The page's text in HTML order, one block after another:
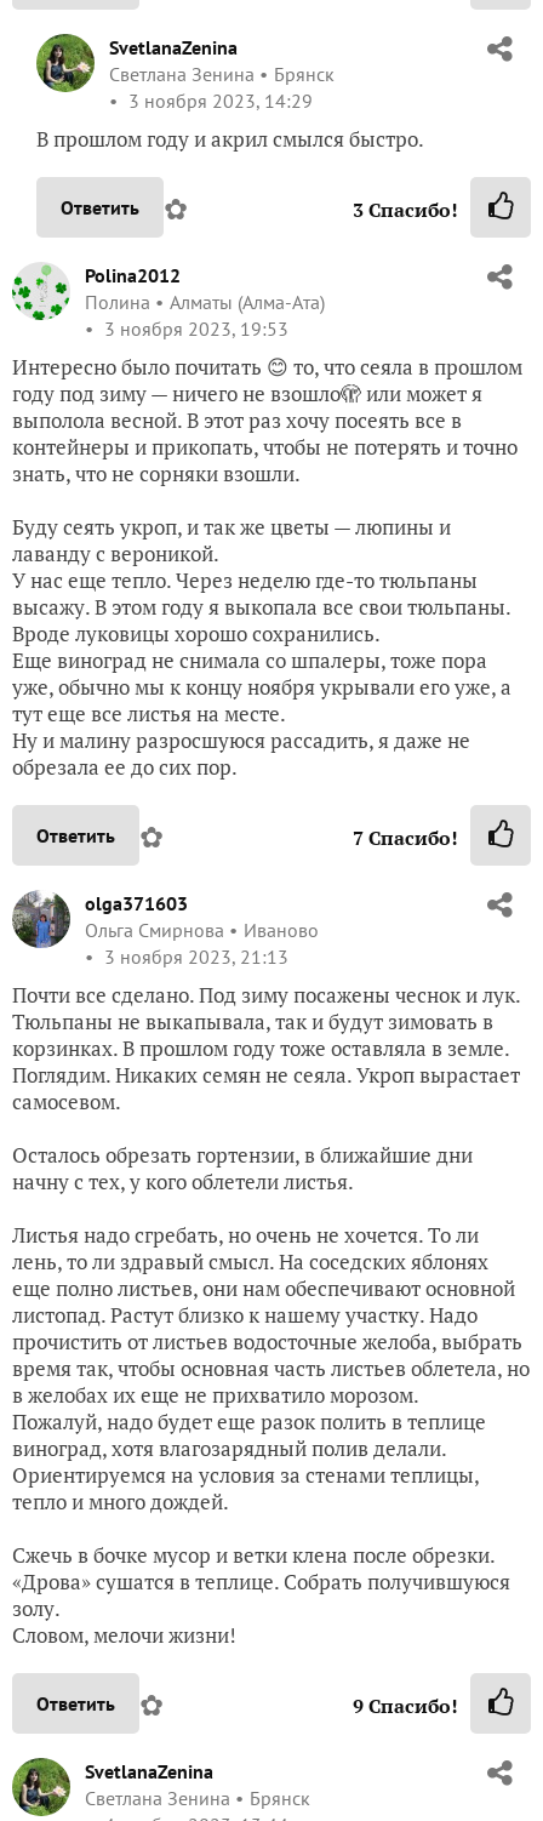
SvetlanaZenina
Светлана Зенина
Брянск
3 ноября 2023, 14:29
В прошлом году и акрил смылся быстро.
Ответить ✿ 3Спасибо!
Polina2012
Полина
Алматы (Алма-Ата)
3 ноября 2023, 19:53
Интересно было почитать 😊 то, что сеяла в прошлом
году под зиму — ничего не взошло🫣 или может я
выполола весной. В этот раз хочу посеять все в
контейнеры и прикопать, чтобы не потерять и точно
знать, что не сорняки взошли.
Буду сеять укроп, и так же цветы — люпины и
лаванду с вероникой.
У нас еще тепло. Через неделю где-то тюльпаны
высажу. В этом году я выкопала все свои тюльпаны.
Вроде луковицы хорошо сохранились.
Еще виноград не снимала со шпалеры, тоже пора
уже, обычно мы к концу ноября укрывали его уже, а
тут еще все листья на месте.
Ну и малину разросшуюся рассадить, я даже не
обрезала ее до сих пор.
Ответить ✿ 7Спасибо!
olga371603
Ольга Смирнова
Иваново
3 ноября 2023, 21:13
Почти все сделано. Под зиму посажены чеснок и лук.
Тюльпаны не выкапывала, так и будут зимовать в
корзинках. В прошлом году тоже оставляла в земле.
Поглядим. Никаких семян не сеяла. Укроп вырастает
самосевом.
Осталось обрезать гортензии, в ближайшие дни
начну с тех, у кого облетели листья.
Листья надо сгребать, но очень не хочется. То ли
лень, то ли здравый смысл. На соседских яблонях
еще полно листьев, они нам обеспечивают основной
листопад. Растут близко к нашему участку. Надо
прочистить от листьев водосточные желоба, выбрать
время так, чтобы основная часть листьев облетела, но
в желобах их еще не прихватило морозом.
Пожалуй, надо будет еще разок полить в теплице
виноград, хотя влагозарядный полив делали.
Ориентируемся на условия за стенами теплицы,
тепло и много дождей.
Сжечь в бочке мусор и ветки клена после обрезки.
«Дрова» сушатся в теплице. Собрать получившуюся
золу.
Словом, мелочи жизни!
Ответить ✿ 9Спасибо!
SvetlanaZenina
Светлана Зенина
Брянск